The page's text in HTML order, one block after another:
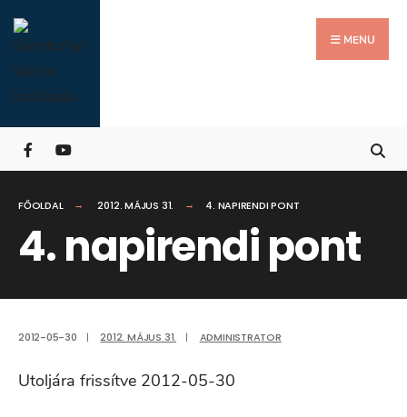
Skip
to
content
MENU
FŐOLDAL 2012. MÁJUS 31. 4. NAPIRENDI PONT
4. napirendi pont
2012-05-30 | 2012. MÁJUS 31. | ADMINISTRATOR
Utoljára frissítve 2012-05-30
for:
Close